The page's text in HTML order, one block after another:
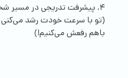
4. پیشرفت تدریجی در مسیر شخصی‌سازی‌شده
(تو با سرعت خودت رشد می‌کنی
باهم رفعش می‌کنیم!)